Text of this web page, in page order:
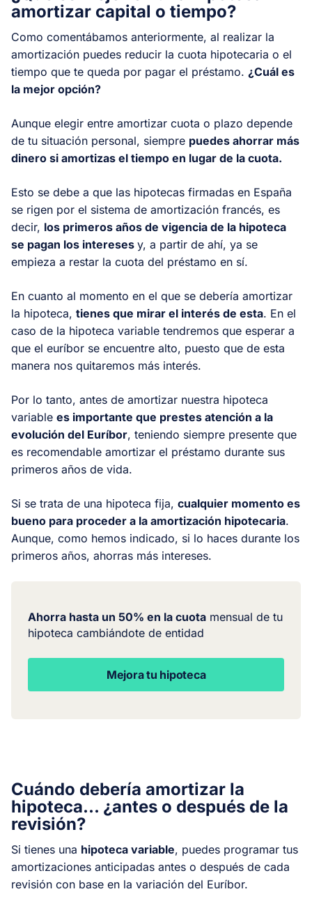
amortizar capital o tiempo?
Como comentábamos anteriormente, al realizar la
amortización puedes reducir la cuota hipotecaria o el
tiempo que te queda por pagar el préstamo. ¿Cuál es
la mejor opción?
Aunque elegir entre amortizar cuota o plazo depende
de tu situación personal, siempre puedes ahorrar más
dinero si amortizas el tiempo en lugar de la cuota.
Esto se debe a que las hipotecas firmadas en España
se rigen por el sistema de amortización francés, es
decir, los primeros años de vigencia de la hipoteca
se pagan los intereses y, a partir de ahí, ya se
empieza a restar la cuota del préstamo en sí.
En cuanto al momento en el que se debería amortizar
la hipoteca, tienes que mirar el interés de esta. En el
caso de la hipoteca variable tendremos que esperar a
que el euríbor se encuentre alto, puesto que de esta
manera nos quitaremos más interés.
Por lo tanto, antes de amortizar nuestra hipoteca
variable es importante que prestes atención a la
evolución del Euríbor, teniendo siempre presente que
es recomendable amortizar el préstamo durante sus
primeros años de vida.
Si se trata de una hipoteca fija, cualquier momento es
bueno para proceder a la amortización hipotecaria.
Aunque, como hemos indicado, si lo haces durante los
primeros años, ahorras más intereses.
Ahorra hasta un 50% en la cuota mensual de tu
hipoteca cambiándote de entidad
Mejora tu hipoteca
Cuándo debería amortizar la
hipoteca... ¿antes o después de la
revisión?
Si tienes una hipoteca variable, puedes programar tus
amortizaciones anticipadas antes o después de cada
revisión con base en la variación del Euríbor.